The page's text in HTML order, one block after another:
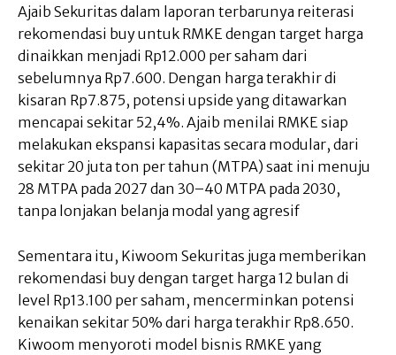
Ajaib Sekuritas dalam laporan terbarunya reiterasi
rekomendasi buy untuk RMKE dengan target harga
dinaikkan menjadi Rp12.000 per saham dari
sebelumnya Rp7.600. Dengan harga terakhir di
kisaran Rp7.875, potensi upside yang ditawarkan
mencapai sekitar 52,4%. Ajaib menilai RMKE siap
melakukan ekspansi kapasitas secara modular, dari
sekitar 20 juta ton per tahun (MTPA) saat ini menuju
28 MTPA pada 2027 dan 30–40 MTPA pada 2030,
tanpa lonjakan belanja modal yang agresif
Sementara itu, Kiwoom Sekuritas juga memberikan
rekomendasi buy dengan target harga 12 bulan di
level Rp13.100 per saham, mencerminkan potensi
kenaikan sekitar 50% dari harga terakhir Rp8.650.
Kiwoom menyoroti model bisnis RMKE yang